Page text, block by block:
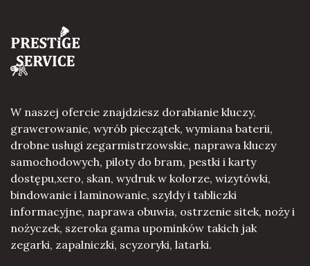
W naszej ofercie znajdziesz dorabianie kluczy,
grawerowanie, wyrób pieczątek, wymiana baterii,
drobne usługi zegarmistrzowskie, naprawa kluczy
samochodowych, piloty do bram, pestki i karty
dostępu,xero, skan, wydruk w kolorze, wizytówki,
bindowanie i laminowanie, szyldy i tabliczki
informacyjne, naprawa obuwia, ostrzenie sitek, noży i
nożyczek, szeroka gama upominków takich jak
zegarki, zapalniczki, scyzoryki, latarki.